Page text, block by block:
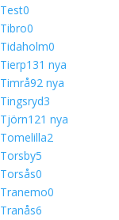
Test0
Tibro0
Tidaholm0
Tierp131 nya
Timrå92 nya
Tingsryd3
Tjörn121 nya
Tomelilla2
Torsby5
Torsås0
Tranemo0
Tranås6